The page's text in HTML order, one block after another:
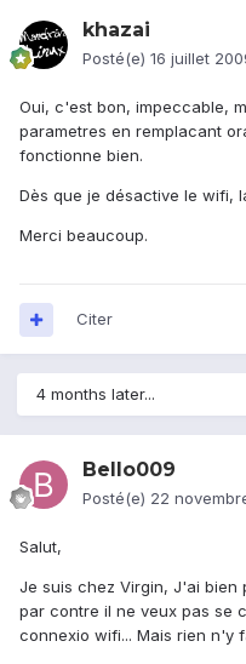
khazai
Posté(e) 16 juillet
Oui, c'est bon, impeccable,
parametres en remplacant
fonctionne bien.
Dès que je désactive le wifi,
Merci beaucoup.
Citer
4 months later...
Bello009
Posté(e) 22
Salut,
Je suis chez Virgin, J'ai bien
par contre il ne veux pas se
connexio wifi... Mais rien n'y